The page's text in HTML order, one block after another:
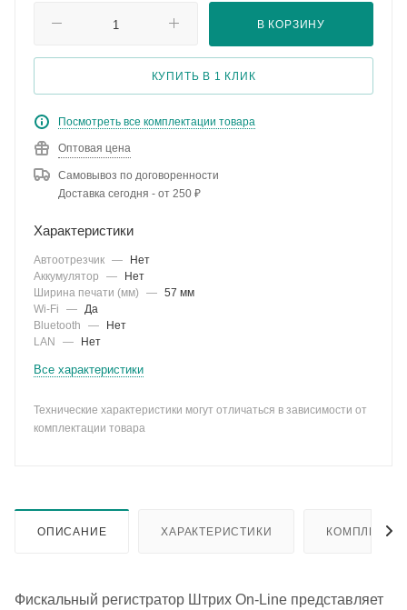
В КОРЗИНУ
КУПИТЬ В 1 КЛИК
Посмотреть все комплектации товара
Оптовая цена
Самовывоз по договоренности
Доставка сегодня - от 250 ₽
Характеристики
Автоотрезчик —
Нет
Аккумулятор
—
Нет
Ширина печати (мм)
— 57 мм
Wi-Fi
— Да
Bluetooth
—
Нет
LAN
— Нет
Все характеристики
Технические характеристики могут отличаться в зависимости от
комплектации товара
ОПИСАНИЕ ХАРАКТЕРИСТИКИ
Фискальный регистратор Штрих On-Line представляет